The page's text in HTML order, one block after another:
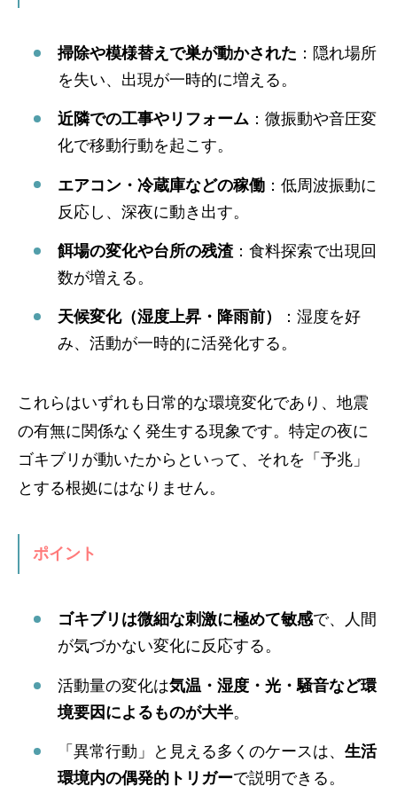
掃除や模様替えで巣が動かされた ：隠れ場所
を失い、出現が一時的に増える。
近隣での工事やリフォーム ：微振動や音圧変
化で移動行動を起こす。
エアコン・冷蔵庫などの稼働 ：低周波振動に
反応し、深夜に動き出す。
餌場の変化や台所の残渣 ：食料探索で出現回
数が増える。
天候変化（湿度上昇・降雨前）
：湿度を好
み、活動が一時的に活発化する。
これらはいずれも日常的な環境変化であり、地震
の有無に関係なく発生する現象です。特定の夜に
ゴキブリが動いたからといって、それを「予兆」
とする根拠にはなりません。
ポイント
ゴキブリは微細な刺激に極めて敏感で、人間
が気づかない変化に反応する。
活動量の変化は気温・湿度・光・騒音など環
境要因によるものが大半。
「異常行動」と見える多くのケースは、 生活
環境内の偶発的トリガーで説明できる。